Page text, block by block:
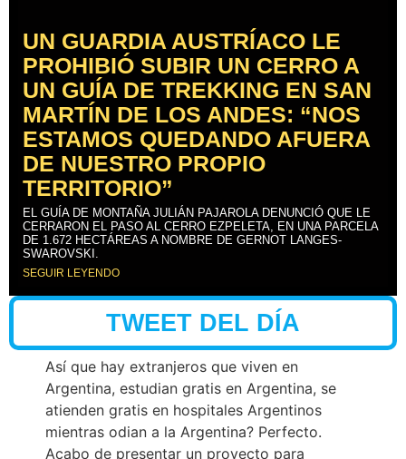
UN GUARDIA AUSTRÍACO LE
PROHIBIÓ SUBIR UN CERRO A
UN GUÍA DE TREKKING EN SAN
MARTÍN DE LOS ANDES: “NOS
ESTAMOS QUEDANDO AFUERA
DE NUESTRO PROPIO
TERRITORIO”
EL GUÍA DE MONTAÑA JULIÁN PAJAROLA DENUNCIÓ QUE LE
CERRARON EL PASO AL CERRO EZPELETA, EN UNA PARCELA
DE 1.672 HECTÁREAS A NOMBRE DE GERNOT LANGES-
SWAROVSKI.
SEGUIR LEYENDO
TWEET DEL DÍA
Así que hay extranjeros que viven en
Argentina, estudian gratis en Argentina, se
atienden gratis en hospitales Argentinos
mientras odian a la Argentina? Perfecto.
Acabo de presentar un proyecto para